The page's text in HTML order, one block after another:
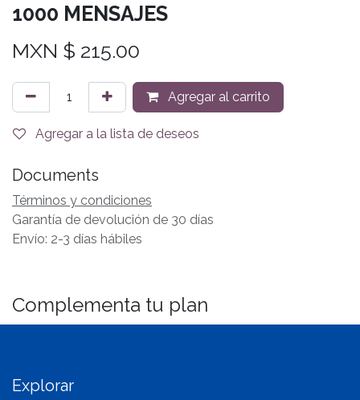
1000 MENSAJES
MXN $ 215.00
Agregar al carrito
Agregar a la lista de deseos
Documents
Términos y condiciones
Garantía de devolución de 30 días
Envío: 2-3 días hábiles
Complementa tu plan
Explorar